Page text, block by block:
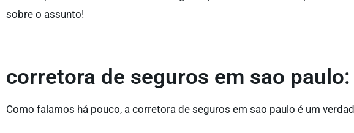
sobre o assunto!
corretora de seguros em sao
Como falamos há pouco, a corretora de seguros em sao paulo é um